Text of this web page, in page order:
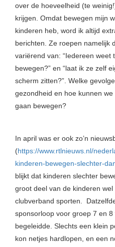
over de hoeveelheid (te
krijgen. Omdat bewegen mijn
kinderen heb, word ik altijd
berichten. Ze roepen namelijk
variërend van: “Iedereen weet
bewegen?” en “laat ik ze zelf
scherm zitten?”. Welke
gezondheid en hoe kunnen
gaan bewegen?
In april was er ook zo’n
(https://www.rtlnieuws.nl/
kinderen-bewegen-slechter-
blijkt dat kinderen slechter
groot deel van de kinderen
clubverband sporten.
sponsorloop voor groep 7 en
begeleidde. Slechts een klein
kon netjes hardlopen, en een